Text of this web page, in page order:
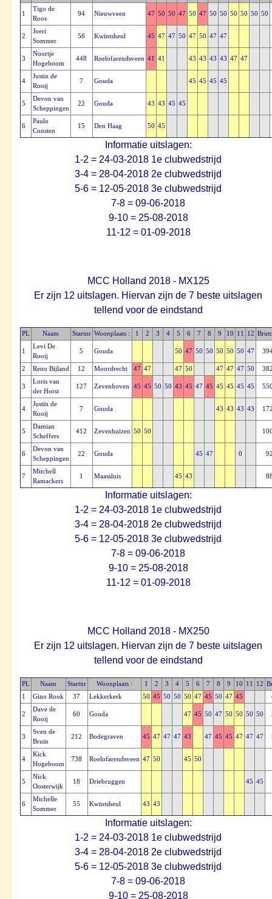
1
Tigo de
Roos
94 Nieuwveen 47 50 50 47 50 47 50 50 50 50 50 50
2
Joeri
Sommer
56 Kwintsheul 45 47 47 50 47 50 47 47
3
Noortje
Hogeboom
448 Roelofarendsveen 41 41 43 43 43 43 47 47
4
Justin de
Rooij
7 Gouda 45 45 45 45
5
Devon van
Scheppingen
22 Gouda 43 43 45 45
6
Paulo
Consten
15 Den Haag 50 45
Informatie uitslagen:
1-2 = 24-03-2018 1e clubwedstrijd
3-4 = 28-04-2018 2e clubwedstrijd
5-6 = 12-05-2018 3e clubwedstrijd
7-8 = 09-06-2018
9-10 = 25-08-2018
11-12 = 01-09-2018
MCC Holland 2018 - MX125
Er zijn 12 uitslagen. Hiervan zijn de 7 beste uitslagen
tellend voor de eindstand
PL Naam Startnr Woonplaats : 1 2 3 4 5 6 7 8 9 10 11 12
1
Levi De
Rooij
5 Gouda 50 47 50 50 50 50 50 47
2 Reno Bijland 12 Moordrecht 47 47 47 50 47 47 47 50
3
Loris van
der Horst
127 Zevenhoven 45 45 50 50 43 45 47 45 45 45 45 45
4
Justin de
Rooij
7 Gouda 43 43 43 43
5
Damian
Scheffers
412 Zevenhuizen 50 50
6
Devon van
Scheppingen
22 Gouda 45 47 0
7
Mitchell
Ramackers
1 Maassluis 45 43
Informatie uitslagen:
1-2 = 24-03-2018 1e clubwedstrijd
3-4 = 28-04-2018 2e clubwedstrijd
5-6 = 12-05-2018 3e clubwedstrijd
7-8 = 09-06-2018
9-10 = 25-08-2018
11-12 = 01-09-2018
MCC Holland 2018 - MX250
Er zijn 12 uitslagen. Hiervan zijn de 7 beste uitslagen
tellend voor de eindstand
PL Naam Startnr Woonplaats : 1 2 3 4 5 6 7 8 9 10 11 12
1
Gino Rook 37 Lekkerkerk 50 45 50 50 50 47 45 50 47 45
2
Dave de
Rooij
60 Gouda 47 45 50 47 50 50 50 50
3
Sven de
Bruin
212 Bodegraven 45 47 47 47 43 47 45 45 47 47 47
4
Kick
Hogeboom
738 Roelofarendsveen 47 50 45 50
5
Nick
Oosterwijk
18 Driebruggen 45 45
6
Michelle
Sommer
55 Kwintsheul 43 43
Informatie uitslagen:
1-2 = 24-03-2018 1e clubwedstrijd
3-4 = 28-04-2018 2e clubwedstrijd
5-6 = 12-05-2018 3e clubwedstrijd
7-8 = 09-06-2018
9-10 = 25-08-2018